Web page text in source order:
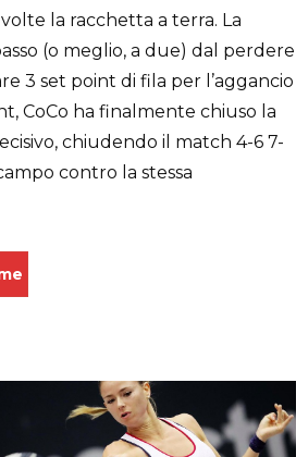
la racchetta a terra. La
(o meglio, a due) dal perdere
3 set point di fila per l’aggancio
CoCo ha finalmente chiuso la
chiudendo il match 4-6 7-
contro la stessa